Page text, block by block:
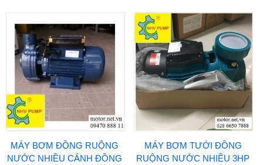
MÁY BƠM ĐỒNG RUỘNG
NƯỚC NHIỀU CÁNH ĐỒNG
MÁY BƠM TƯỚI ĐỒNG
RUỘNG NƯỚC NHIỀU 3HP